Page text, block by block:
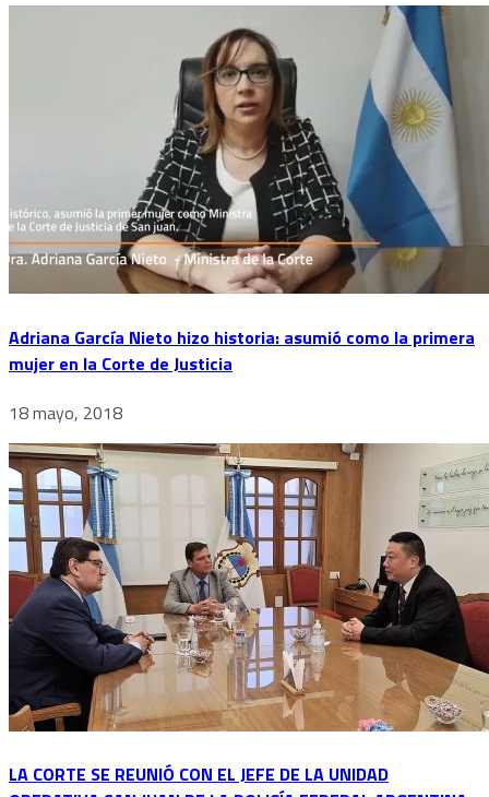
Adriana García Nieto hizo historia: asumió como la primera
mujer en la Corte de Justicia
18 mayo, 2018
LA CORTE SE REUNIÓ CON EL JEFE DE LA UNIDAD